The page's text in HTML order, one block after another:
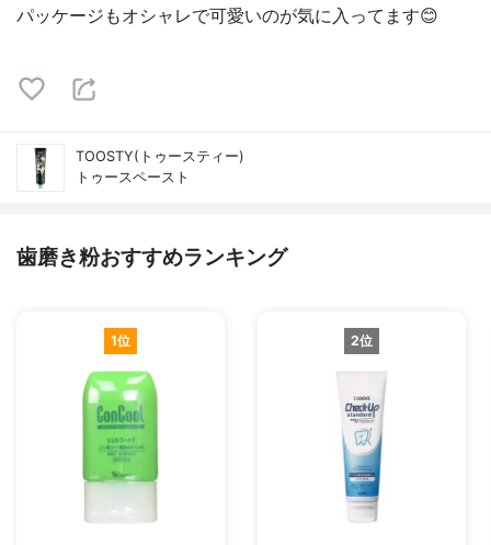
パッケージもオシャレで可愛いのが気に入ってます😊
TOOSTY(トゥースティー)
トゥースペースト
歯磨き粉おすすめランキング
1位 2位